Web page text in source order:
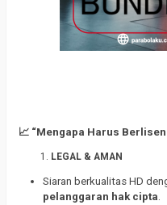
📈 “Mengapa Harus
LEGAL & AMAN
Siaran berkualitas HD
pelanggaran hak cipta.